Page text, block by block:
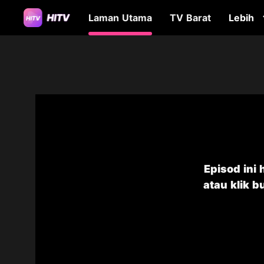
Laman Utama TV Barat Lebih
Episod ini
atau klik